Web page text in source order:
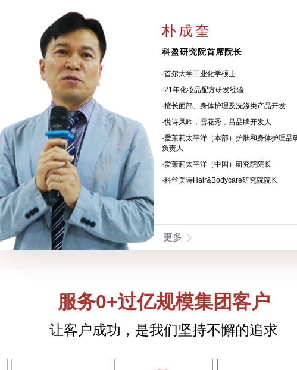
朴成奎
研究院首席院长
·首尔大学工业化学硕士
·21年化妆品配方研发经验
·擅长面部、身体护理及洗涤类产品开发
·悦诗风吟，雪花秀，吕品牌开发人
·爱茉莉太平洋（本部）护肤和身体护理品研究中心负责人
更多
朴成奎
科盈研究院首席院长
·首尔大学工业化学硕士
·21年化妆品配方研发经验
·擅长面部、身体护理及洗涤类产品开发
·悦诗风吟，雪花秀，吕品牌开发人
·爱茉莉太平洋（本部）护肤和身体护理品
负责人
·爱茉莉太平洋（中国）研究院院长
·科丝美诗Hair&Bodycare研究院院长
更多
服务0+过亿规模集团客户
让客户成功，是我们坚持不懈的追求